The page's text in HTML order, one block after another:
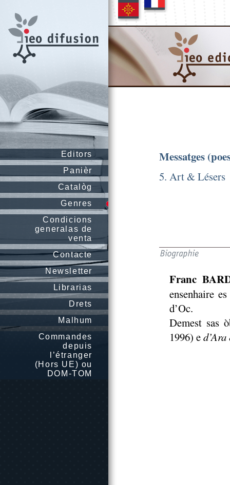
Editors
Panièr
Catalòg
Genres
Condicions
generalas de
venta
Contacte
Newsletter
Librarias
Drets
Malhum
Commandes
depuis
l’étranger
(Hors UE) ou
DOM-TOM
Messatges
5. Art & Lésers
Franc
ensenhaire
d’Oc.
Demest sas
1996) e